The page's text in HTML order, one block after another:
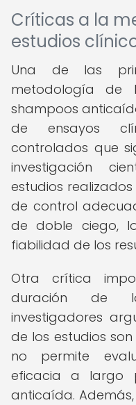
Críticas a la
estudios
Una de las
metodología de
shampoos
de ensayos
controlados que
investigación
estudios
de control
de doble ciego,
fiabilidad de los
Otra crítica
duración de
investigadores
de los estudios
no permite
eficacia a largo
anticaída.